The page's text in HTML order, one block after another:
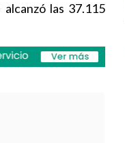
las 37.115